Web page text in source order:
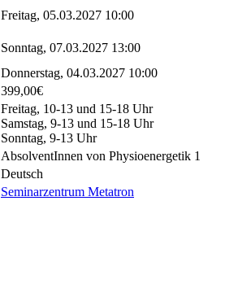
Freitag, 05.03.2027 10:00
Sonntag, 07.03.2027 13:00
Donnerstag, 04.03.2027 10:00
399,00€
Freitag, 10-13 und 15-18 Uhr
Samstag, 9-13 und 15-18 Uhr
Sonntag, 9-13 Uhr
AbsolventInnen von Physioenergetik 1
Deutsch
Seminarzentrum Metatron